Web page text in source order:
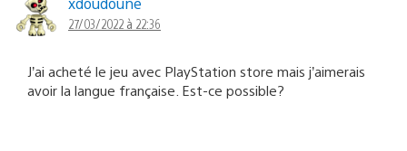
27/03/2022 à 22:36
J’ai acheté le jeu avec PlayStation store mais j’aimerais
avoir la langue française. Est-ce possible?